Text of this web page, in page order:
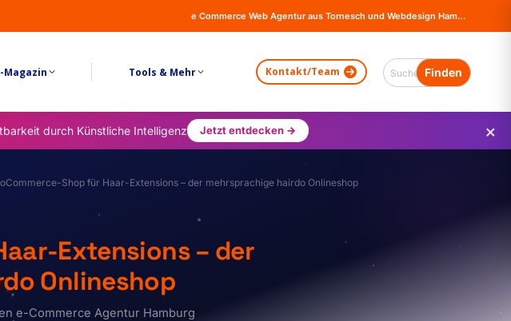
e Commerce Web Agentur aus Tornesch und Webdesign Hamburg - Online Shops, Firma Website Erstellung - Magento - Wordpress - WooCommerce
Magazin Tools & Mehr Kontakt/Team
durch Künstliche Intelligenz Jetzt entdecken → ×
Shop für Haar-Extensions – der mehrsprachige hairdo Onlineshop
Extensions – der
Onlineshop
e-Commerce Agentur Hamburg